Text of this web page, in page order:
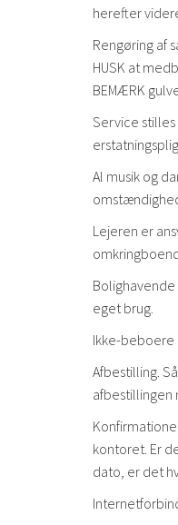
herefter
Rengøring af
HUSK at
BEMÆRK
Service
Al musik og
Lejeren er
eget brug.
Ikke-beboere
Afbestilling.
afbestillingen
kontoret. Er
dato, er det